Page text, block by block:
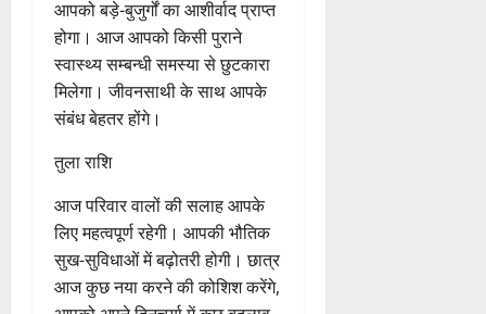
मिलेगी। आज परिवार वालों के साथ
आप खुशनुमा पल बिताएंगे इससे रिश्तों
में नजदीकियां बढ़ेंगी। पुराने दोस्तों से
मुलाकात होने की संभावना है। आपके
व्यवहार से कुछ लोग बेहद प्रभावित
होंगे। आर्थिक पक्ष में मजबूती आयेगी।
आपको बड़े-बुजुर्गों का आशीर्वाद प्राप्त
होगा। आज आपको किसी पुराने
स्वास्थ्य सम्बन्धी समस्या से छुटकारा
मिलेगा। जीवनसाथी के साथ आपके
संबंध बेहतर होंगे।